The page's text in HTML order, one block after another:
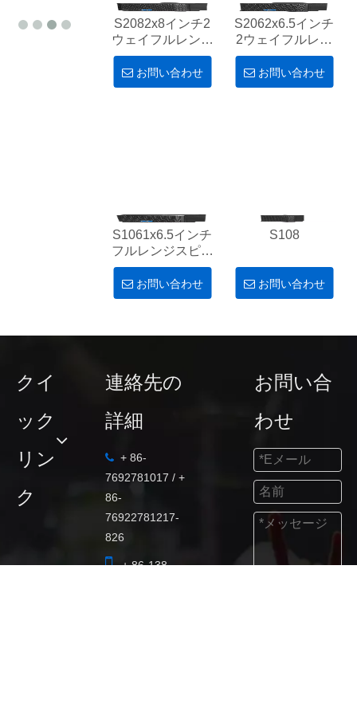
S2082x8インチ2
ウェイフルレンジ
スピーカーキャビ
ネット
お問い合わせ
S2062x6.5インチ
2ウェイフルレン
ジスピーカーキャ
ビネット
お問い合わせ
S1061x6.5インチ
フルレンジスピー
カーキャビネット
お問い合わせ
S108
お問い合わせ
クイ
ック
リン
ク
連絡先の
詳細
 + 86-
7692781017 / +
86-
76922781217-
826
+ 86-138-
お問い合
わせ